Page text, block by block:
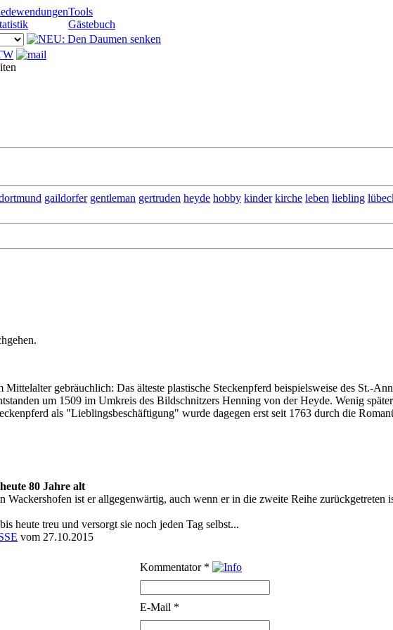
Tools
Gästebuch
gaildorfer gentleman gertruden heyde hobby kinder kirche leben liebling
gebräuchlich: Das älteste plastische Steckenpferd beispielsweise des St.-
um 1509 im Umkreis des Bildschnitzers Henning von der Heyde. Wenig
als "Lieblingsbeschäftigung" wurde dagegen erst seit 1763 durch die
80 Jahre alt
ist er allgegenwärtig, auch wenn er in die zweite Reihe
heute treu und versorgt sie noch jeden Tag selbst...
vom 27.10.2015
Kommentator *
E-Mail *